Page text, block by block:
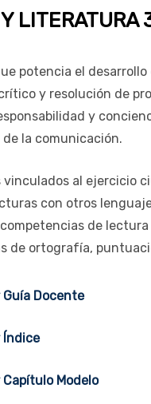
LITERATURA
potencia el desarrollo
y resolución de
y
la comunicación.
al ejercicio
con otros
de
de ortografía,
Guía Docente
Índice
Modelo